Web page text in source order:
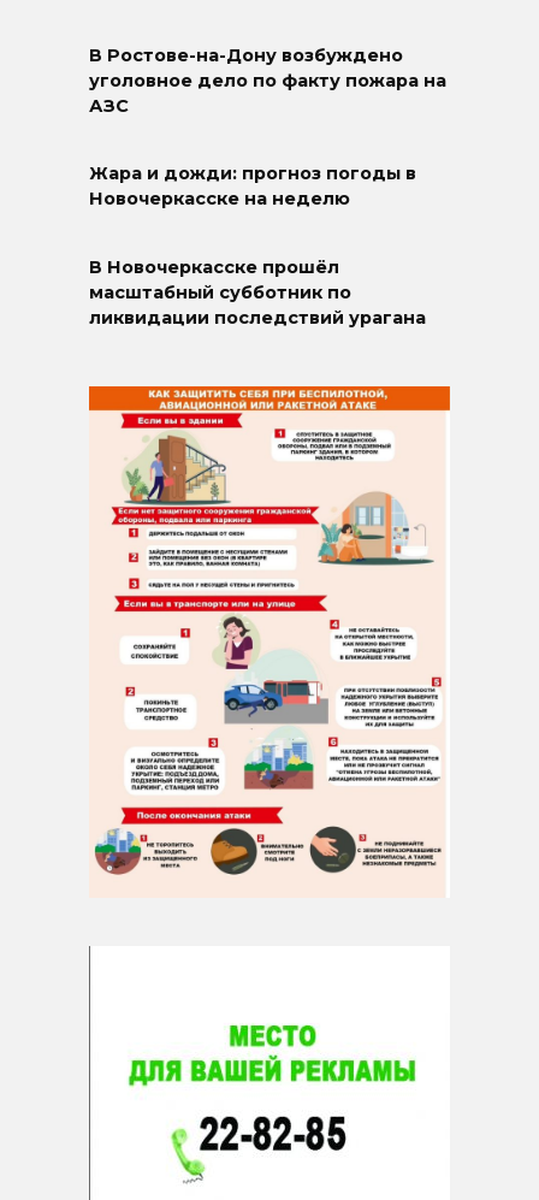
В Ростове-на-Дону возбуждено
уголовное дело по факту пожара на
АЗС
Жара и дожди: прогноз погоды в
Новочеркасске на неделю
В Новочеркасске прошёл
масштабный субботник по
ликвидации последствий урагана